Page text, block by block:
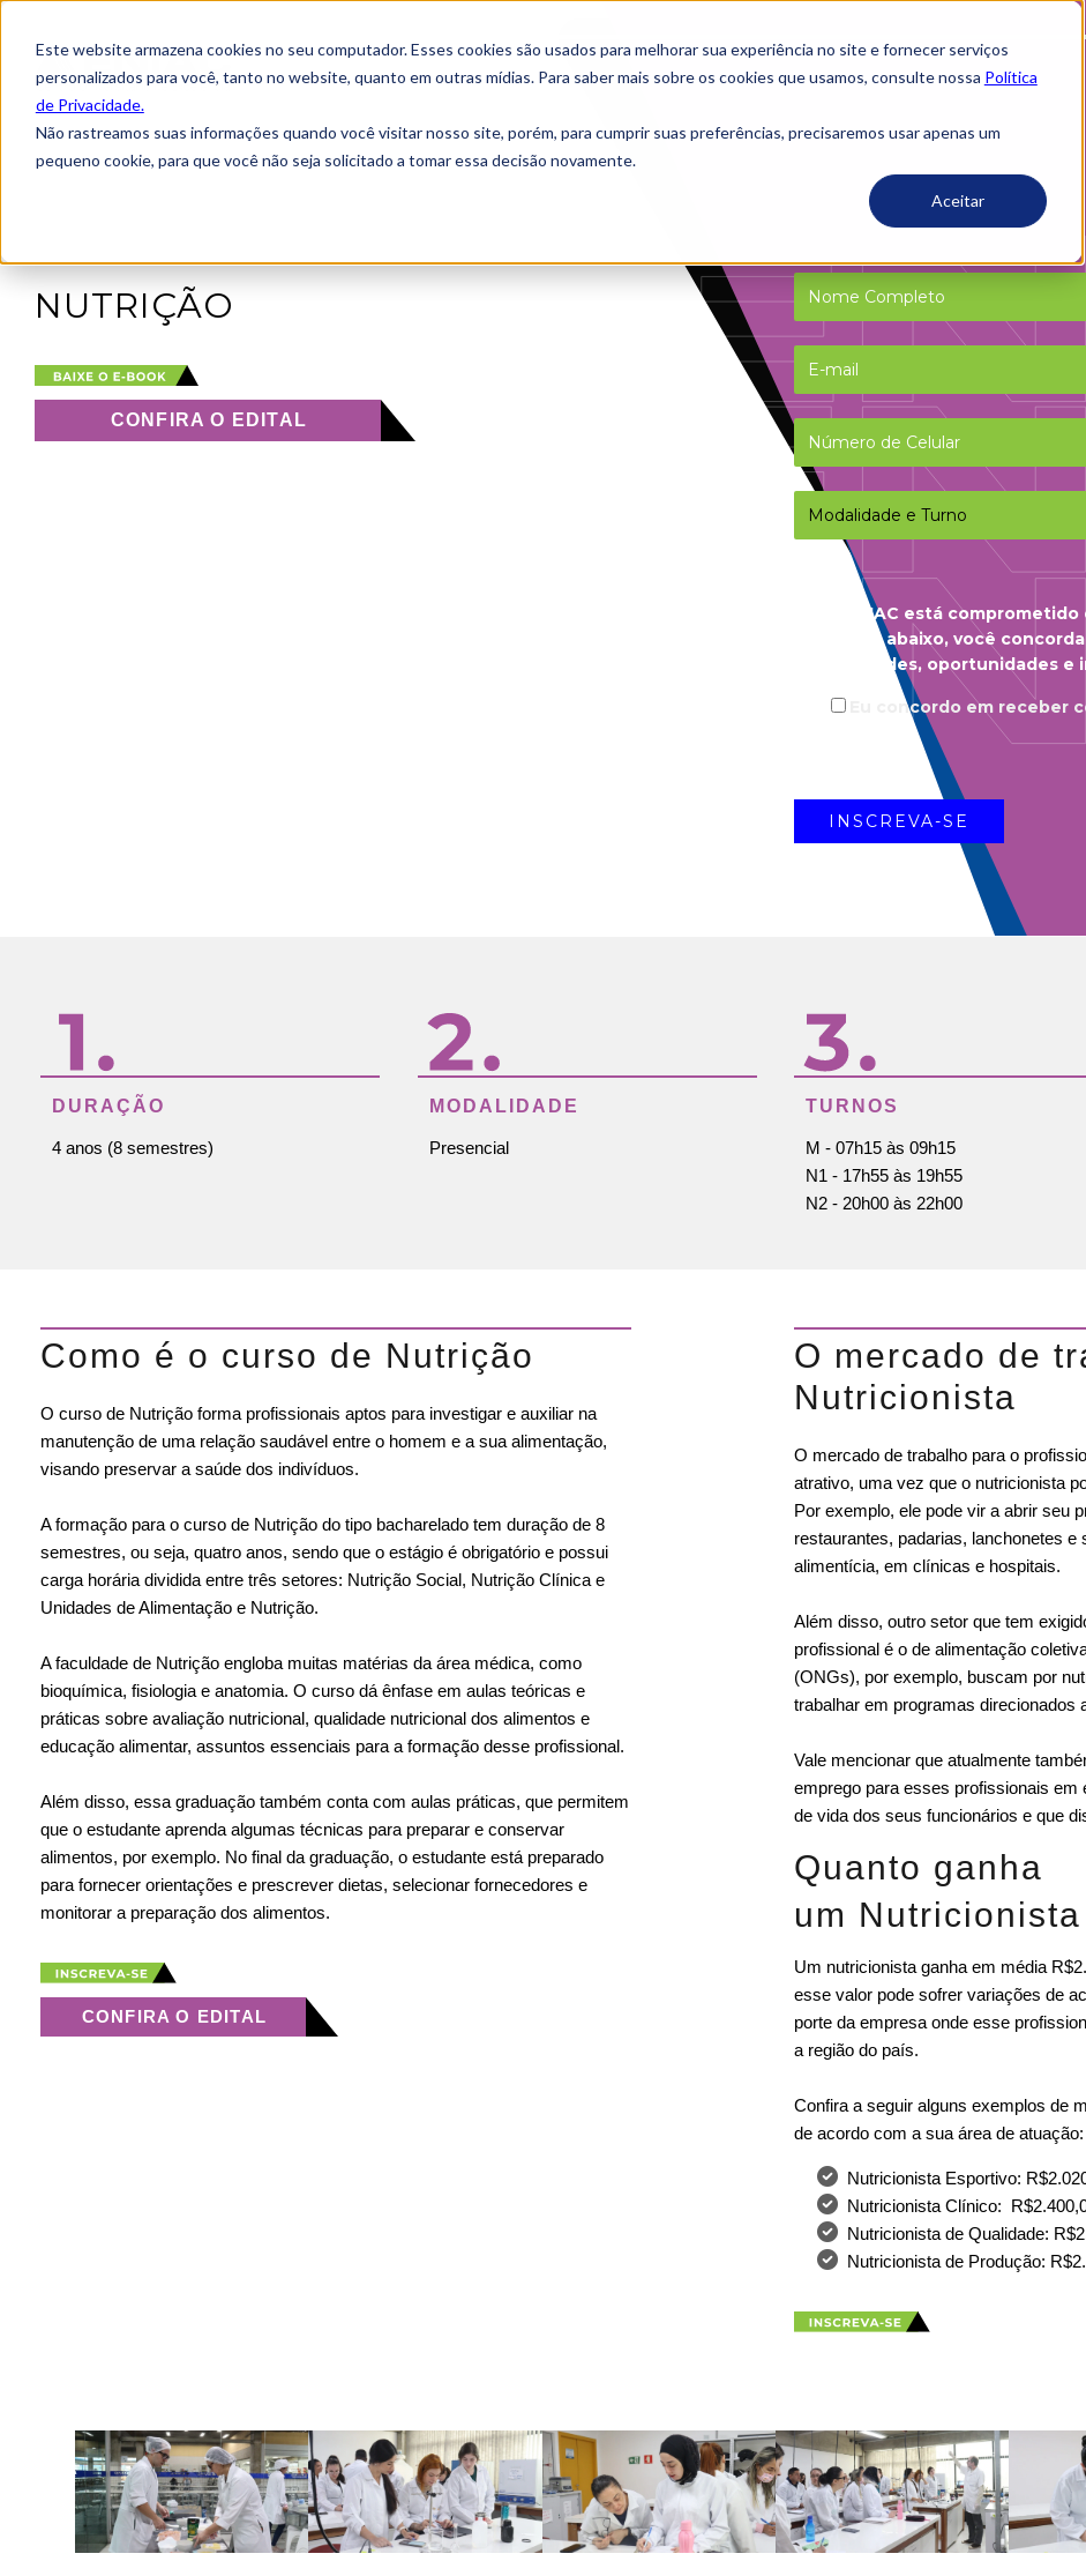
Este website armazena cookies no seu computador. Esses cookies são usados ​​para melhorar sua experiência no site e fornecer serviços
personalizados para você, tanto no website, quanto em outras mídias. Para saber mais sobre os cookies que usamos, consulte nossa Política
de Privacidade.
Não rastreamos suas informações quando você visitar nosso site, porém, para cumprir suas preferências, precisaremos usar apenas um
pequeno cookie, para que você não seja solicitado a tomar essa decisão novamente.
Aceitar
NUTRIÇÃO
CONFIRA O EDITAL
O ENIAC está
opção abaixo, você
novidades, oportunidades
Eu concordo em receber
DURAÇÃO
4 anos (8 semestres)
MODALIDADE
Presencial
TURNOS
M - 07h15 às 09h15
N1 - 17h55 às 19h55
N2 - 20h00 às 22h00
Como é o curso de Nutrição
O curso de Nutrição forma profissionais aptos para investigar e auxiliar na
manutenção de uma relação saudável entre o homem e a sua alimentação,
visando preservar a saúde dos indivíduos.
A formação para o curso de Nutrição do tipo bacharelado tem duração de 8
semestres, ou seja, quatro anos, sendo que o estágio é obrigatório e possui
carga horária dividida entre três setores: Nutrição Social, Nutrição Clínica e
Unidades de Alimentação e Nutrição.
A faculdade de Nutrição engloba muitas matérias da área médica, como
bioquímica, fisiologia e anatomia. O curso dá ênfase em aulas teóricas e
práticas sobre avaliação nutricional, qualidade nutricional dos alimentos e
educação alimentar, assuntos essenciais para a formação desse profissional.
Além disso, essa graduação também conta com aulas práticas, que permitem
que o estudante aprenda algumas técnicas para preparar e conservar
alimentos, por exemplo. No final da graduação, o estudante está preparado
para fornecer orientações e prescrever dietas, selecionar fornecedores e
monitorar a preparação dos alimentos.
CONFIRA O EDITAL
O mercado de
Nutricionista
O mercado de trabalho para o
atrativo, uma vez que o nutricionista
Por exemplo, ele pode vir a abrir seu
restaurantes, padarias, lanchonetes
alimentícia, em clínicas e hospitais.
Além disso, outro setor que tem
profissional é o de alimentação
(ONGs), por exemplo, buscam por
trabalhar em programas direcionados
Vale mencionar que atualmente
emprego para esses profissionais
de vida dos seus funcionários e que
Quanto ganha
um Nutricionista
Um nutricionista ganha em média
esse valor pode sofrer variações de
porte da empresa onde esse
a região do país.
Confira a seguir alguns exemplos de
de acordo com a sua área de atuação:
Nutricionista Esportivo:
Nutricionista Clínico:
Nutricionista de Qualidade:
Nutricionista de Produção: